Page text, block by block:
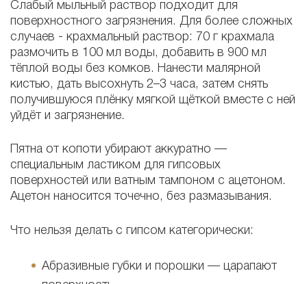
Слабый мыльный раствор подходит для
поверхностного загрязнения. Для более сложных
случаев - крахмальный раствор: 70 г крахмала
размочить в 100 мл воды, добавить в 900 мл
тёплой воды без комков. Нанести малярной
кистью, дать высохнуть 2–3 часа, затем снять
получившуюся плёнку мягкой щёткой вместе с ней
уйдёт и загрязнение.
Пятна от копоти убирают аккуратно —
специальным ластиком для гипсовых
поверхностей или ватным тампоном с ацетоном.
Ацетон наносится точечно, без размазывания.
Что нельзя делать с гипсом категорически:
Абразивные губки и порошки — царапают